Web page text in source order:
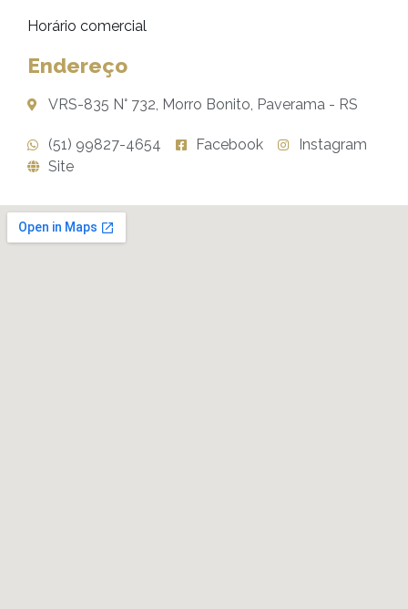
Horário comercial
Endereço
VRS-835 N° 732, Morro Bonito, Paverama - RS
(51) 99827-4654 Facebook
Instagram
Site